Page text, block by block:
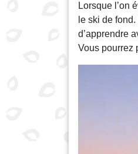
Lorsque l’on
le ski de
d’apprendre
Vous pourrez